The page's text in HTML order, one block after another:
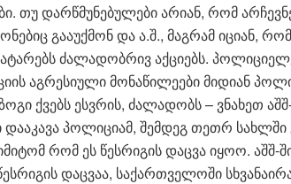
თუ დარწმუნებულები არიან, რომ
გააუქმონ და ა.შ., მაგრამ იციან,
ძალადობრივ აქციებს.
აგრესიული მონაწილეები მიდიან
ქვებს ესვრის, ძალადობს – ვნახეთ
დააკავა პოლიციამ, შემდეგ თეთრ სახლში
რომ ეს წესრიგის დაცვა იყოო. აშშ-
დაცვაა, საქართველოში